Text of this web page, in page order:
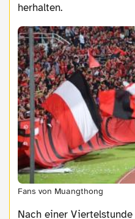
herhalten.
Fans von Muangthong
Nach einer Viertelstunde zogen wir weiter zu den